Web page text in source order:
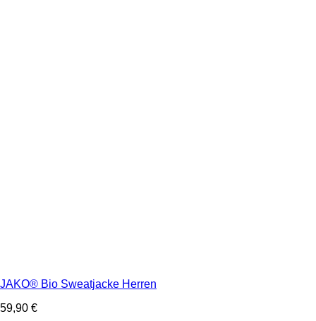
JAKO® Bio Sweatjacke Herren
59,90 €